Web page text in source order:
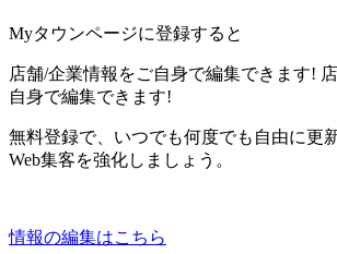
Myタウンページに登録すると
店舗/企業情報をご自身で編集できます!
自身で編集できます!
無料登録で、いつでも何度でも自由に更
Web集客を強化しましょう。
情報の編集はこちら